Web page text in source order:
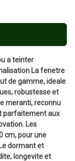
a teinter
La fenetre
de gamme, ideale
robustesse et
meranti, reconnu
parfaitement aux
Les
cm, pour une
dormant et
longevite et